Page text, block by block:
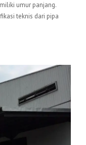
umur panjang.
teknis dari pipa